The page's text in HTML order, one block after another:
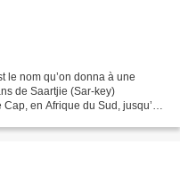
le nom qu’on donna à une
de Saartjie (Sar-key)
en Afrique du Sud, jusqu’à